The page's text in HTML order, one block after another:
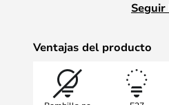
Ventajas del producto